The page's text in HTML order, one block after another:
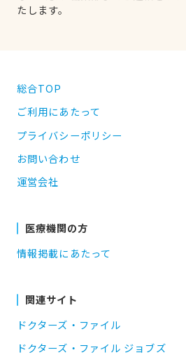
たします。
総合TOP
ご利用にあたって
プライバシーポリシー
お問い合わせ
運営会社
医療機関の方
情報掲載にあたって
関連サイト
ドクターズ・ファイル
ドクターズ・ファイル ジョブズ